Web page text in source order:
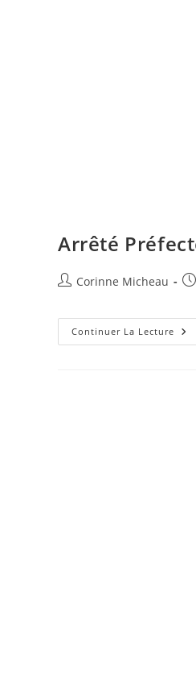
Arrêté
Auteur/autrice
la
publication :
Corinne Micheau
Continuer La Lecture